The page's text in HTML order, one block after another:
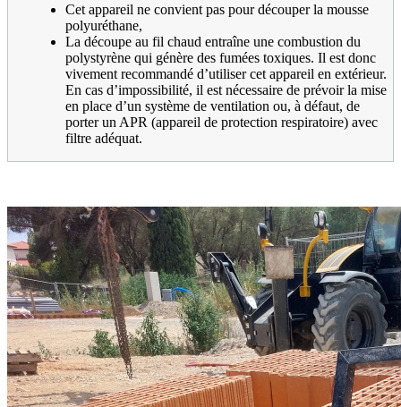
Cet appareil ne convient pas pour découper la mousse
polyuréthane,
La découpe au fil chaud entraîne une combustion du
polystyrène qui génère des fumées toxiques. Il est donc
vivement recommandé d’utiliser cet appareil en extérieur.
En cas d’impossibilité, il est nécessaire de prévoir la mise
en place d’un système de ventilation ou, à défaut, de
porter un APR (appareil de protection respiratoire) avec
filtre adéquat.